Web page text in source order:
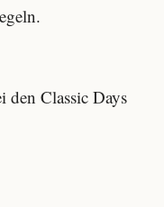
Classic Days